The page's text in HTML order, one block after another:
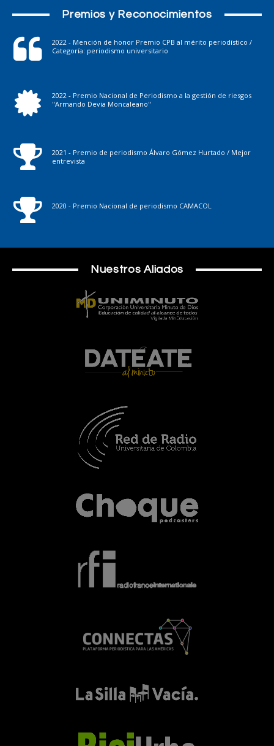
Premios y Reconocimientos
2022 - Mención de honor Premio CPB al mérito periodístico /
Categoría: periodismo universitario
2022 - Premio Nacional de Periodismo a la gestión de riesgos
"Armando Devia Moncaleano"
2021 - Premio de periodismo Álvaro Gómez Hurtado / Mejor
entrevista
2020 - Premio Nacional de periodismo CAMACOL
Nuestros Aliados